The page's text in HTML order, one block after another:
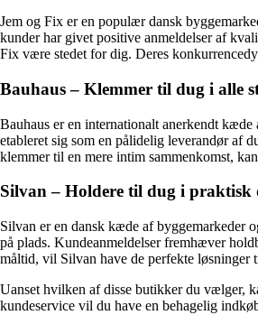
Jem og Fix er en populær dansk
kunder har givet positive anmeldelser af
Fix være stedet for dig. Deres
Bauhaus – Klemmer til dug i alle
Bauhaus er en internationalt anerkendt
etableret sig som en pålidelig leverandør af
klemmer til en mere intim sammenkomst,
Silvan – Holdere til dug i praktisk
Silvan er en dansk kæde af byggemarkeder
på plads. Kundeanmeldelser fremhæver
måltid, vil Silvan have de perfekte løsninger
Uanset hvilken af disse butikker du vælger,
kundeservice vil du have en behagelig